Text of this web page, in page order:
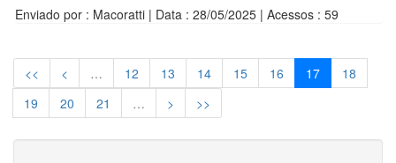
Enviado por : Macoratti | Data : 28/05/2025 | Acessos : 59
<< < … 12 13 14 15 16 17
18
19
20 21 … > >>